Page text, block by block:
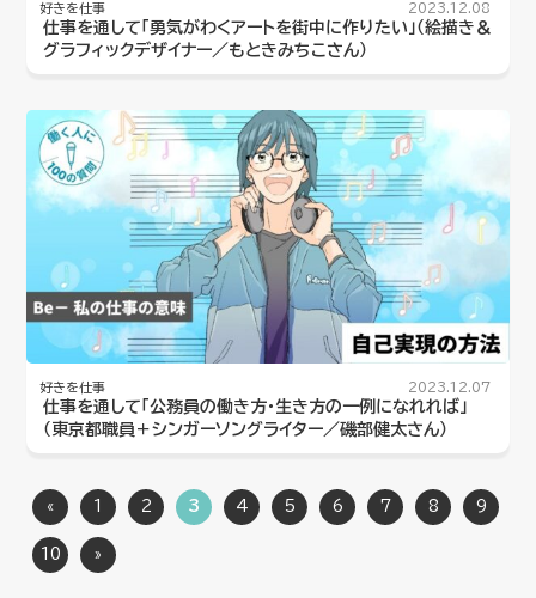
好きを仕事 2023.12.08
仕事を通して「勇気がわくアートを街中に作りたい」（絵描き＆
グラフィックデザイナー／もときみちこさん）
好きを仕事 2023.12.07
仕事を通して「公務員の働き方・生き方の一例になれれば」
（東京都職員＋シンガーソングライター／磯部健太さん）
« 1 2 3 4 5 6 7 8 9
10 »